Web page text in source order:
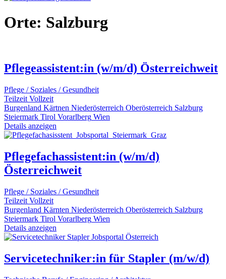
Orte: Salzburg
Pflegeassistent:in (w/m/d) Österreichweit
Pflege / Soziales / Gesundheit
Teilzeit Vollzeit
Burgenland Kärtnen Niederösterreich Oberösterreich Salzburg
Steiermark Tirol Vorarlberg Wien
Details anzeigen
Pflegefachassistent:in (w/m/d)
Österreichweit
Pflege / Soziales / Gesundheit
Teilzeit Vollzeit
Burgenland Kärnten Niederösterreich Oberösterreich Salzburg
Steiermark Tirol Vorarlberg Wien
Details anzeigen
Servicetechniker:in für Stapler (m/w/d)